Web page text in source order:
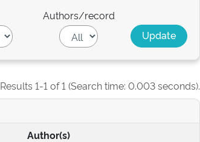
Authors/record
Results 1-1 of 1 (Search time: 0.003 seconds).
Author(s)